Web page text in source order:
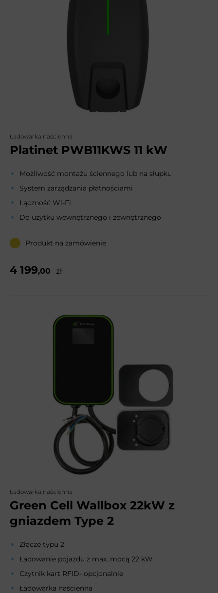
Ładowarka naścienna
Platinet PWB11KWS 11 kW
Możliwość montażu ściennego lub na słupku
System zarządzania płatnościami
Łączność Wi-Fi
Do użytku wewnętrznego i zewnętrznego
Produkt na zamówienie
4 199,00 zł
Ładowarka naścienna
Green Cell Wallbox 22kW z
gniazdem Type 2
Złącze typu 2
Ładowanie pojazdu z max. mocą 22 kW
Czytnik kart RFID- opcjonalnie
Ładowarka naścienna